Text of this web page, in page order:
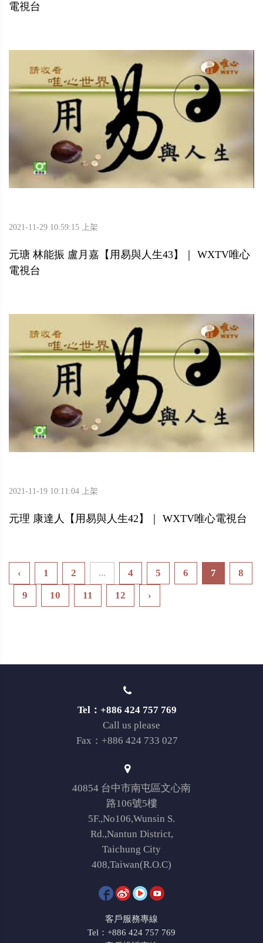
電視台
2021-11-29 10:59:15 上架
元瑭 林能振 盧月嘉【用易與人生43】｜ WXTV唯心
電視台
2021-11-19 10:11:04 上架
元理 康達人【用易與人生42】｜ WXTV唯心電視台
‹ 1 2 ... 4 5 6 7
8
9
10 11 12 ›
Tel：+886 424 757 769
Call us please
Fax：+886 424 733 027
40854 台中市南屯區文心南
路106號5樓
5F.,No106,Wunsin S.
Rd.,Nantun District,
Taichung City
408,Taiwan(R.O.C)
客戶服務專線
Tel：+886 424 757 769